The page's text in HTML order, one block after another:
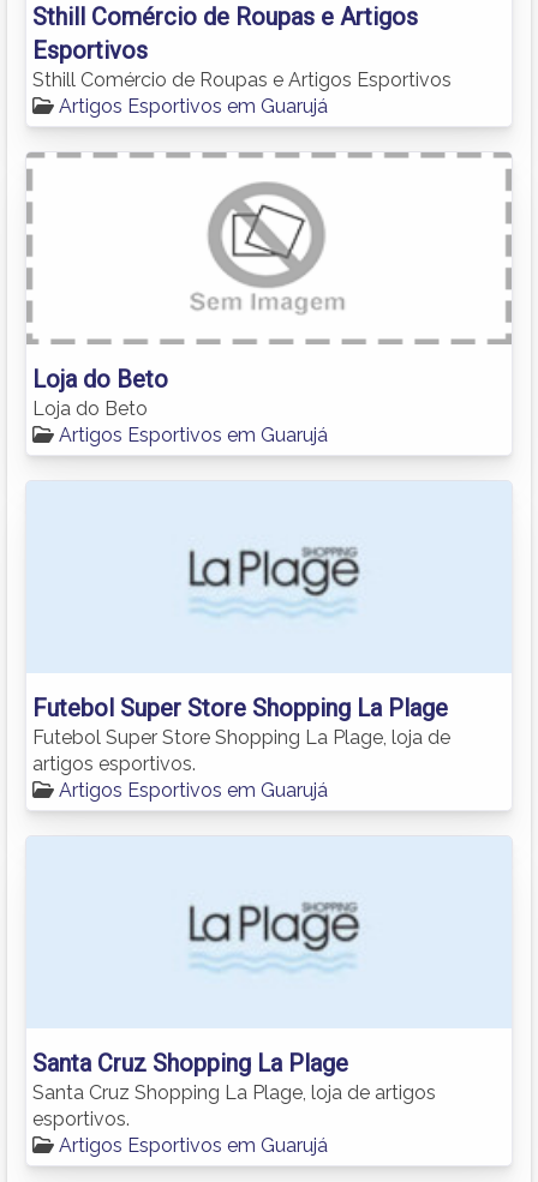
Sthill Comércio de Roupas e Artigos
Esportivos
Sthill Comércio de Roupas e Artigos Esportivos
Artigos Esportivos em Guarujá
Loja do Beto
Loja do Beto
Artigos Esportivos em Guarujá
Futebol Super Store Shopping La Plage
Futebol Super Store Shopping La Plage, loja de
artigos esportivos.
Artigos Esportivos em Guarujá
Santa Cruz Shopping La Plage
Santa Cruz Shopping La Plage, loja de artigos
esportivos.
Artigos Esportivos em Guarujá